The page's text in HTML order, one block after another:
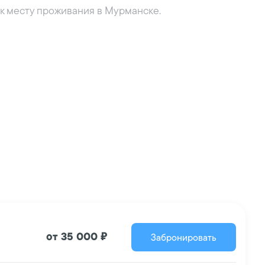
месту проживания в Мурманске.
от 35 000 ₽ Забронировать